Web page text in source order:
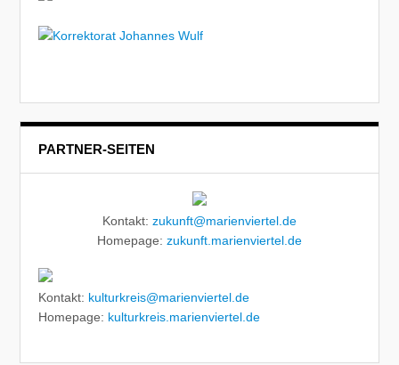
PARTNER-SEITEN
Kontakt: zukunft@marienviertel.de
Homepage: zukunft.marienviertel.de
Kontakt: kulturkreis@marienviertel.de
Homepage: kulturkreis.marienviertel.de